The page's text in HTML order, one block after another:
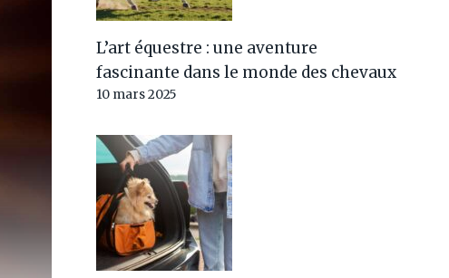
L’art équestre : une aventure
fascinante dans le monde des chevaux
10 mars 2025